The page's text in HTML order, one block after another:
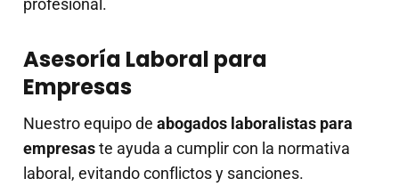
profesional.
Asesoría Laboral para
Empresas
Nuestro equipo de abogados laboralistas para
empresaste ayuda a cumplir con la normativa
laboral, evitando conflictos y sanciones.